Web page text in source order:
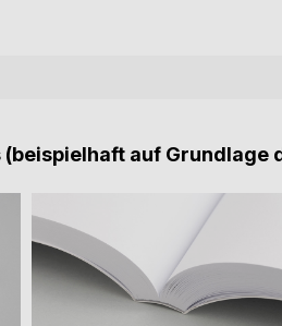
auf